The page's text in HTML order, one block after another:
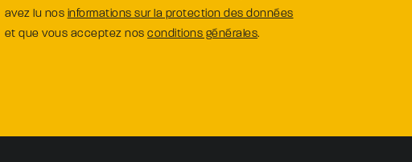
avez lu nos informations sur la protection des données
et que vous acceptez nos conditions générales.